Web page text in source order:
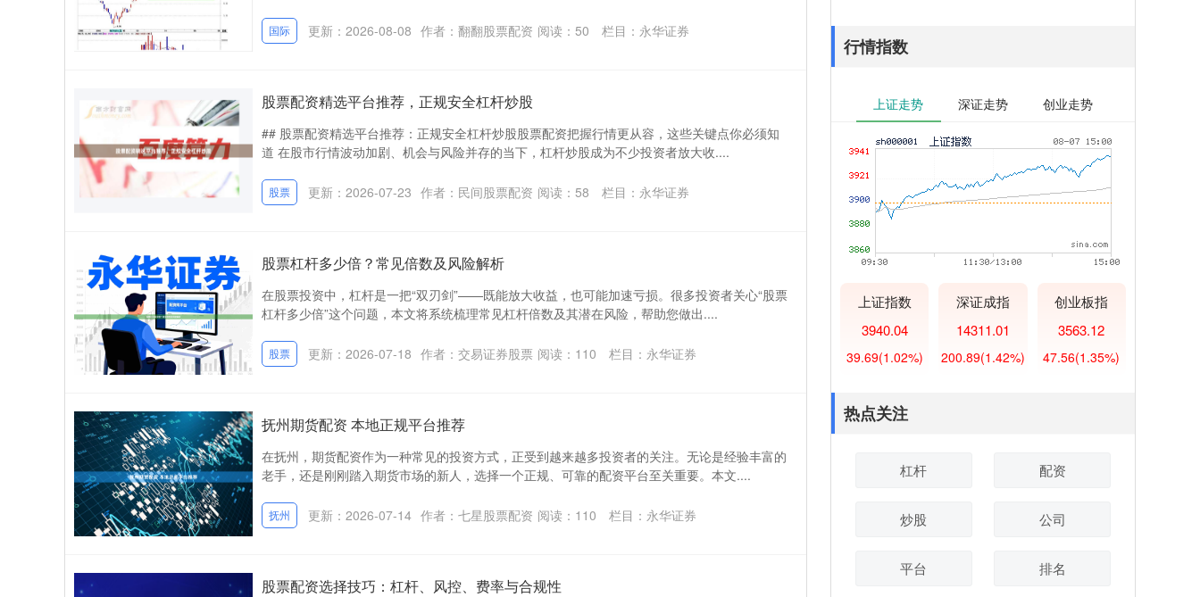
国际 更新：2026-08-08 作者：翻翻股票配资 阅读： 50 栏目： 永华证券
股票配资精选平台推荐，正规安全杠杆炒股
## 股票配资精选平台推荐：正规安全杠杆炒股股票配资把握行情更从容，这些关键点你必须知
道 在股市行情波动加剧、机会与风险并存的当下，杠杆炒股成为不少投资者放大收....
股票 更新：2026-07-23 作者：民间股票配资 阅读： 58 栏目： 永华证券
股票杠杆多少倍？常见倍数及风险解析
在股票投资中，杠杆是一把“双刃剑”——既能放大收益，也可能加速亏损。很多投资者关心“股票
杠杆多少倍”这个问题，本文将系统梳理常见杠杆倍数及其潜在风险，帮助您做出....
股票 更新：2026-07-18 作者：交易证券股票 阅读： 110 栏目： 永华证券
抚州期货配资 本地正规平台推荐
在抚州，期货配资作为一种常见的投资方式，正受到越来越多投资者的关注。无论是经验丰富的
老手，还是刚刚踏入期货市场的新人，选择一个正规、可靠的配资平台至关重要。本文....
抚州 更新：2026-07-14 作者：七星股票配资 阅读： 110 栏目： 永华证券
股票配资选择技巧：杠杆、风控、费率与合规性
行情指数
上证走势 深证走势 创业走势
上证指数
3940.04
39.69(1.02%)
深证成指
14311.01
200.89(1.42%)
创业板指
3563.12
47.56(1.35%)
热点关注
杠杆 配资
炒股 公司
平台 排名